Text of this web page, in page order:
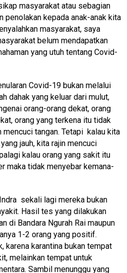
masyarakat atau sebagian
penolakan kepada anak-anak kita
masyarakat, saya
belum mendapatkan
yang utuh tentang Covid-
Covid-19 bukan melalui
dahak yang keluar dari mulut,
orang-orang dekat, orang
orang yang terkena itu tidak
mencuci tangan. Tetapi kalau kita
jauh, kita rajin mencuci
kalau orang yang sakit itu
maka tidak menyebar kemana-
sekali lagi mereka bukan
Hasil tes yang dilakukan
di Bandara Ngurah Rai maupun
1-2 orang yang positif.
karena karantina bukan tempat
melainkan tempat untuk
Sambil menunggu yang